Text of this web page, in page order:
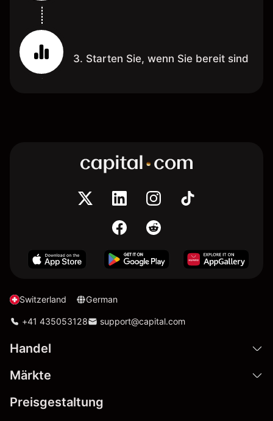
3. Starten Sie, wenn Sie bereit sind
Switzerland German
+41 435053128 support@capital.com
Handel
Märkte
Preisgestaltung